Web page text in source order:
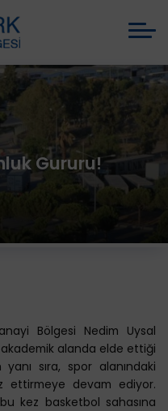
Gururu!
Bölgesi Nedim Uysal
akademik alanda elde ettiği
sıra, spor alanındaki
ettirmeye devam ediyor.
kez basketbol sahasına